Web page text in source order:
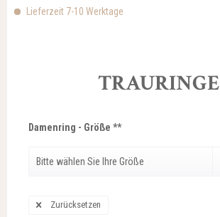
Lieferzeit 7-10 Werktage
TRAURINGE
Damenring - Größe **
Zurücksetzen